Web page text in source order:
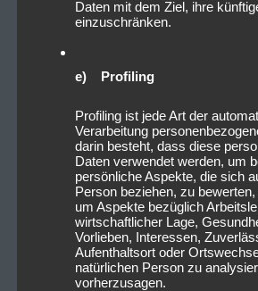
Daten mit dem Ziel, ihre
einzuschränken.
e) Profiling
Profiling ist jede Art der
Verarbeitung
darin besteht, dass diese
Daten verwendet werden, um
persönliche Aspekte, die sich
Person beziehen, zu bewerten,
um Aspekte bezüglich
wirtschaftlicher Lage,
Vorlieben, Interessen,
Aufenthaltsort oder
natürlichen Person zu
vorherzusagen.